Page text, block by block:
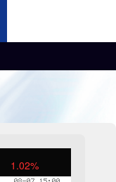
1.02%